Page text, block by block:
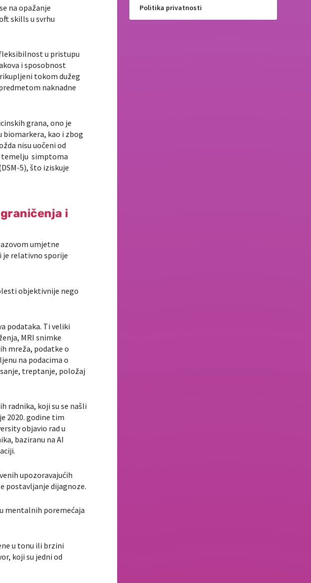
na opažanje
skills u svrhu
u pristupu
i sposobnost
tokom dužeg
naknadne
grana, ono je
kao i zbog
nisu uočeni od
temelju simptoma
5), što iziskuje
i
umjetne
je relativno sporije
objektivnije nego
podataka. Ti veliki
MRI snimke
mreža, podatke o
na podacima o
treptanje, položaj
radnika, koji su se našli
2020. godine tim
objavio rad u
baziranu na AI
upozoravajućih
postavljanje dijagnoze.
mentalnih poremećaja
u tonu ili brzini
koji su jedni od
Politika privatnosti